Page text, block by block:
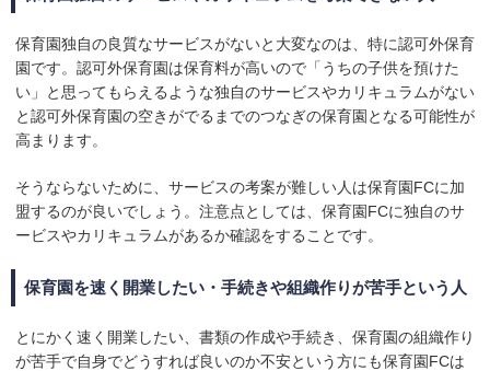
保育園独自の良質なサービスがないと大変なのは、特に認可外保育
園です。認可外保育園は保育料が高いので「うちの子供を預けた
い」と思ってもらえるような独自のサービスやカリキュラムがない
と認可外保育園の空きがでるまでのつなぎの保育園となる可能性が
高まります。
そうならないために、サービスの考案が難しい人は保育園FCに加
盟するのが良いでしょう。注意点としては、保育園FCに独自のサ
ービスやカリキュラムがあるか確認をすることです。
保育園を速く開業したい・手続きや組織作りが苦手という人
とにかく速く開業したい、書類の作成や手続き、保育園の組織作り
が苦手で自身でどうすれば良いのか不安という方にも保育園FCは